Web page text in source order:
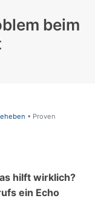
beim
• Proven
hilft wirklich?
ein Echo